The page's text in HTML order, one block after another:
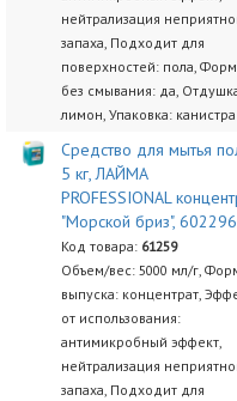
нейтрализация
запаха, Подходит для
поверхностей: пола,
без смывания: да,
лимон, Упаковка: канистра
Средство для мытья
5 кг, ЛАЙМА
PROFESSIONAL
"Морской бриз", 602296
Код товара: 61259
Объем/вес: 5000 мл/г,
выпуска: концентрат,
от использования:
антимикробный эффект,
нейтрализация
запаха, Подходит для